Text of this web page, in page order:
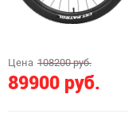
Цена 108200 руб.
89900 руб.